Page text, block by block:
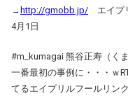
→ http://gmobb.jp/ エイプ
4月1日
#m_kumagai 熊谷正寿（く
一番最初の事例に・・・ｗ
てるエイプリルフールリン